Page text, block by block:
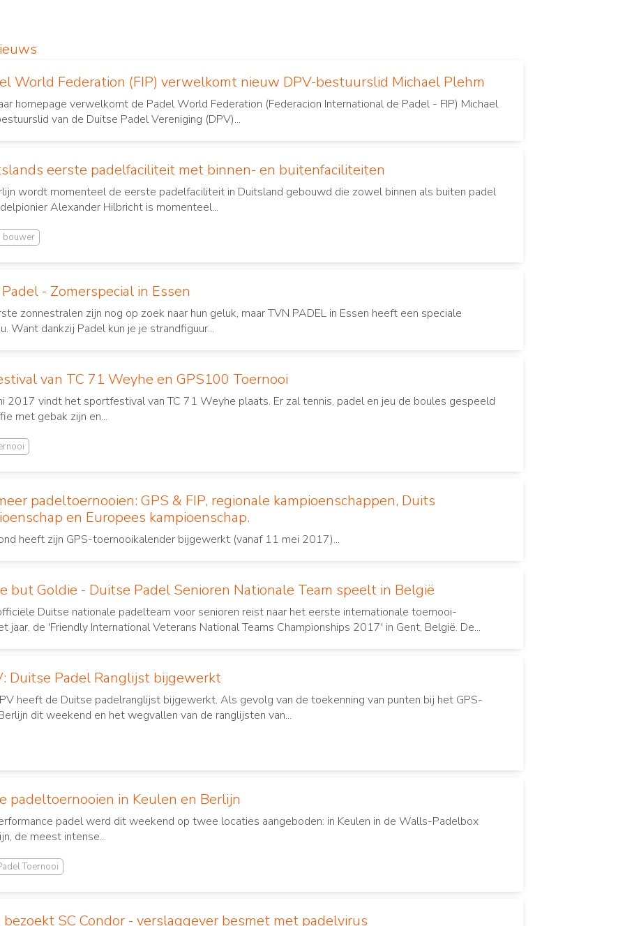
World Federation (FIP) verwelkomt nieuw DPV-bestuurslid Michael Plehm
homepage verwelkomt de Padel World Federation (Federacion International de Padel - FIP) Michael
van de Duitse Padel Vereniging (DPV)...
eerste padelfaciliteit met binnen- en buitenfaciliteiten
wordt momenteel de eerste padelfaciliteit in Duitsland gebouwd die zowel binnen als buiten padel
Alexander Hilbricht is momenteel...
bouwer
- Zomerspecial in Essen
zonnestralen zijn nog op zoek naar hun geluk, maar TVN PADEL in Essen heeft een speciale
Want dankzij Padel kun je je strandfiguur...
van TC 71 Weyhe en GPS100 Toernooi
2017 vindt het sportfestival van TC 71 Weyhe plaats. Er zal tennis, padel en jeu de boules gespeeld
met gebak zijn en...
padeltoernooien: GPS & FIP, regionale kampioenschappen, Duits
en Europees kampioenschap.
heeft zijn GPS-toernooikalender bijgewerkt (vanaf 11 mei 2017)...
but Goldie - Duitse Padel Senioren Nationale Team speelt in België
Duitse nationale padelteam voor senioren reist naar het eerste internationale toernooi-
jaar, de 'Friendly International Veterans National Teams Championships 2017' in Gent, België. De...
Duitse Padel Ranglijst bijgewerkt
heeft de Duitse padelranglijst bijgewerkt. Als gevolg van de toekenning van punten bij het GPS-
dit weekend en het wegvallen van de ranglijsten van...
padeltoernooien in Keulen en Berlijn
padel werd dit weekend op twee locaties aangeboden: in Keulen in de Walls-Padelbox
de meest intense...
Toernooi
bezoekt SC Condor - verslaggever besmet met padelvirus